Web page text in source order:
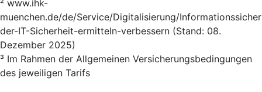
² www.ihk-
muenchen.de/de/Service/Digitalisierung/
der-IT-Sicherheit-ermitteln-verbessern (Stand: 08.
Dezember 2025)
³ Im Rahmen der Allgemeinen Versicherungsbedingungen
des jeweiligen Tarifs